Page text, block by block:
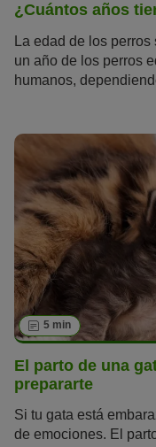
¿Cuántos años
La edad de los
un año de los perros
humanos,
obsoleta. Pero, en el
para saber su edad y
¿Cuántos años
considera a los
sobre la edad de los
5 min
El parto de una
prepararte
Si tu gata está
de emociones. El